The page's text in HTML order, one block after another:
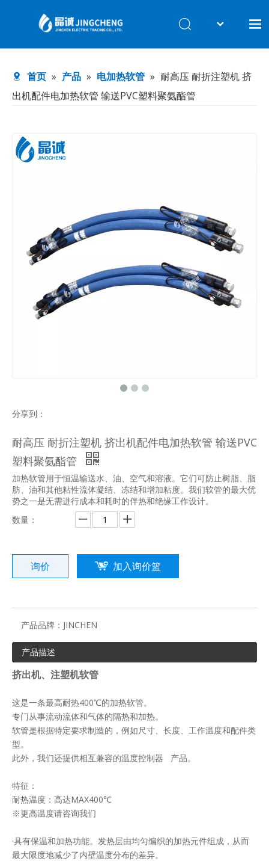
产品
工厂档案
联系我们
首页 » 产品 » 电加热软管 » 耐高压 耐折注塑机 挤
出机配件电加热软管 输送PVC塑料聚氨酯管
分享到：
耐高压 耐折注塑机 挤出机配件电加热软管 输送PVC
塑料聚氨酯管
加热软管用于恒温输送水、油、空气和溶液。它们可防止树脂、脂
肪、油和其他粘性流体凝结、冻结和增加粘度。我们软管的最大优
势之一是无需进行成本和耗时的伴热和绝缘工作设计。
数量：
询价 加入询价篮
产品品牌： JINCHEN
产品描述
挤出机、注塑机软管
这是一条最高耐热400℃的加热软管。
专门从事流动流体和气体的隔热和加热。
软管是根据特定要求制造的，例如尺寸、长度、工作温度和配件类
型。
此外，我们还提供相互兼容的温度控制器 产品。
特征：
耐热温度：高达MAX400℃
※更高温度请咨询我们
·具有保温和加热功能。发热层由均匀编织的加热元件组成，从而
最大限度地减少了内壁温度分布的差异。